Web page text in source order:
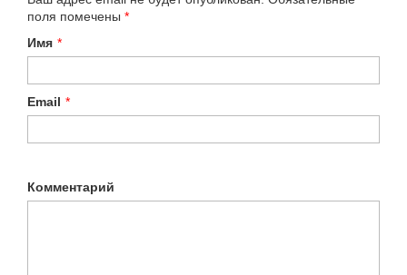
поля помечены *
Имя *
Email *
Комментарий